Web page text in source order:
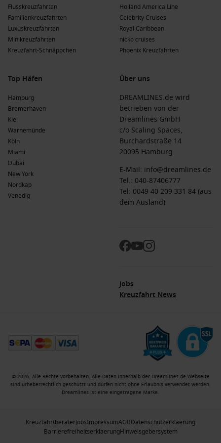
Flusskreuzfahrten
Familienkreuzfahrten
Luxuskreuzfahrten
Minikreuzfahrten
Kreuzfahrt-Schnäppchen
Holland America Line
Celebrity Cruises
Royal Caribbean
nicko cruises
Phoenix Kreuzfahrten
Top Häfen
Hamburg
Bremerhaven
Kiel
Warnemünde
Köln
Miami
Dubai
New York
Nordkap
Venedig
Über uns
DREAMLINES.de wird
betrieben von der
Dreamlines GmbH
c/o Scaling Spaces,
Burchardstraße 14
20095 Hamburg
E-Mail: info@dreamlines.de
Tel.: 040-87406777
Tel: 0049 40 209 331 84 (aus
dem Ausland)
Jobs
Kreuzfahrt News
© 2026. Alle Rechte vorbehalten. Alle Daten innerhalb der Dreamlines.de-Webseite
sind urheberrechtlich geschützt und dürfen nicht ohne Erlaubnis verwendet werden.
Dreamlines ist eine eingetragene Marke.
KreuzfahrtberaterJobsImpressumAGBDatenschutzerklaerung
BarrierefreiheitserklaerungHinweisgebersystem